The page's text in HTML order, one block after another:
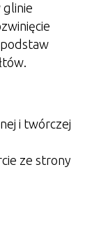
glinie
i twórczej
ze strony